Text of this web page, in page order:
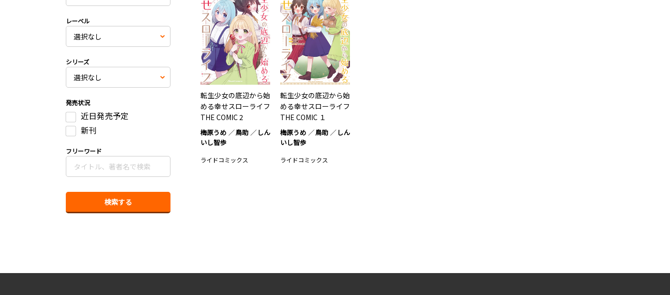
レーベル
シリーズ
発売状況
近日発売予定
新刊
フリーワード
転生少女の底辺から始
める幸せスローライフ
THE COMIC 2
梅原うめ 鳥助
しん
いし智歩
ライドコミックス
転生少女の底辺から始
める幸せスローライフ
THE COMIC １
梅原うめ 鳥助
しん
いし智歩
ライドコミックス